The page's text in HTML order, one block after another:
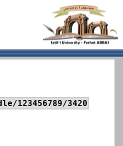
123456789/3420